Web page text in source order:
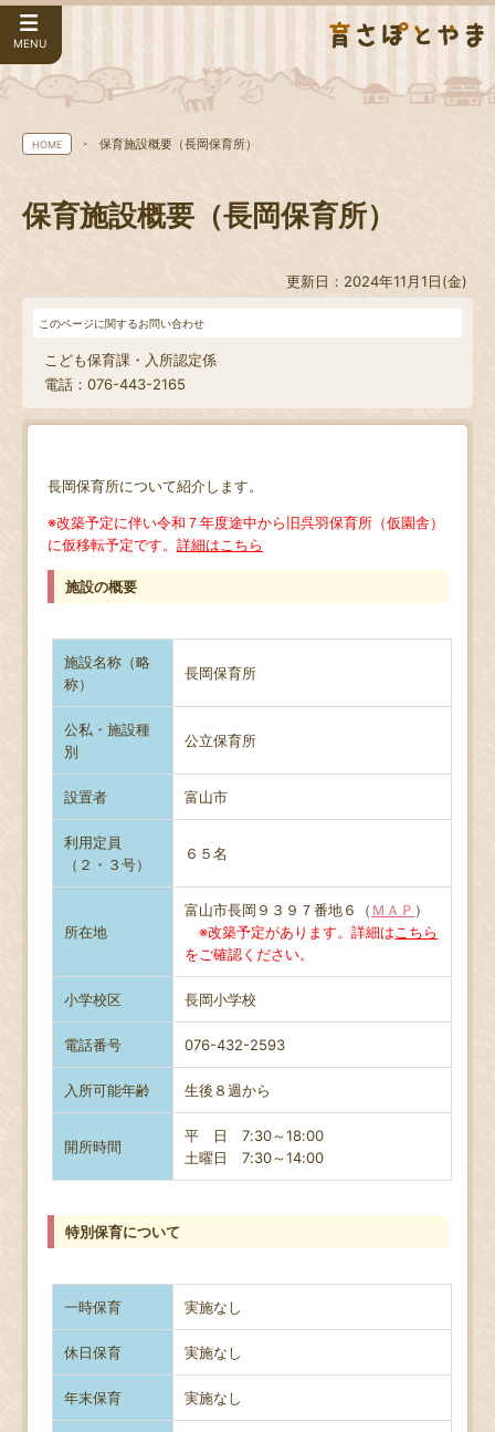
MENU
HOME 保育施設概要（長岡保育所）
保育施設概要（長岡保育所）
更新日：2024年11月1日(金)
このページに関するお問い合わせ
こども保育課・入所認定係
電話：076-443-2165
長岡保育所について紹介します。
※改築予定に伴い令和７年度途中から旧呉羽保育所（仮園舎）
に仮移転予定です。 詳細はこちら
施設の概要
施設名称（略
称）
長岡保育所
公私・施設種
別
公立保育所
設置者 富山市
利用定員
（２・３号）
６５名
所在地
富山市長岡９３９７番地６（ ＭＡＰ ）
※改築予定があります。詳細は こちら
をご確認ください。
小学校区 長岡小学校
電話番号 076-432-2593
入所可能年齢 生後８週から
開所時間
平 日 7:30～18:00
土曜日7:30～14:00
特別保育について
一時保育 実施なし
休日保育 実施なし
年末保育 実施なし